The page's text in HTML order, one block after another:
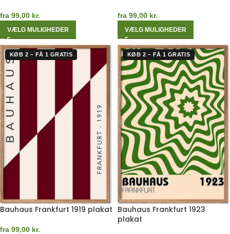
fra 99,00 kr.
VÆLG MULIGHEDER
fra 99,00 kr.
VÆLG MULIGHEDER
KØB 2 – FÅ 1 GRATIS
Bauhaus Frankfurt 1919 plakat
fra 99,00 kr.
KØB 2 – FÅ 1 GRATIS
Bauhaus Frankfurt 1923
plakat